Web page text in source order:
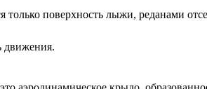
поверхность лыжи, реданами
движения.